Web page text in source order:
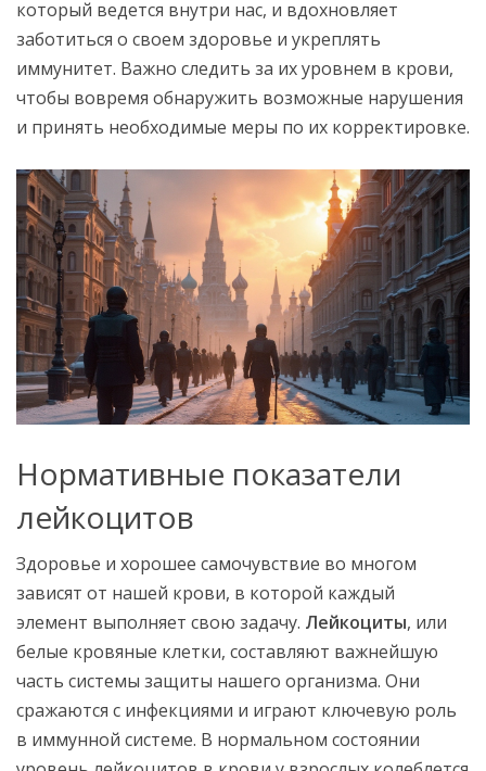
который ведется внутри нас, и вдохновляет
заботиться о своем здоровье и укреплять
иммунитет. Важно следить за их уровнем в крови,
чтобы вовремя обнаружить возможные нарушения
и принять необходимые меры по их корректировке.
Нормативные показатели
лейкоцитов
Здоровье и хорошее самочувствие во многом
зависят от нашей крови, в которой каждый
элемент выполняет свою задачу. Лейкоциты, или
белые кровяные клетки, составляют важнейшую
часть системы защиты нашего организма. Они
сражаются с инфекциями и играют ключевую роль
в иммунной системе. В нормальном состоянии